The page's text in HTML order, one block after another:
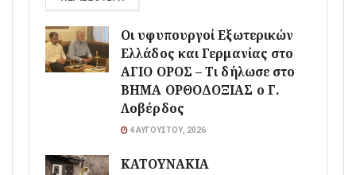
Οι υφυπουργοί Εξωτερικών
Ελλάδος και Γερμανίας στο
ΑΓΙΟ ΟΡΟΣ – Τι δήλωσε στο
ΒΗΜΑ ΟΡΘΟΔΟΞΙΑΣ ο Γ.
Λοβέρδος
4 ΑΥΓΟΎΣΤΟΥ, 2026
ΚΑΤΟΥΝΑΚΙΑ